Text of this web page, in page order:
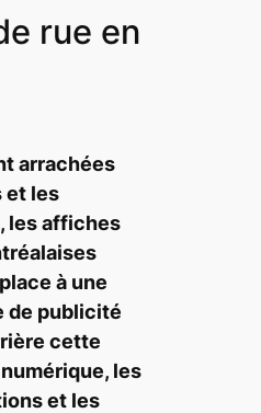
rue en
arrachées
et les
les affiches
à une
de publicité
cette
les
et les